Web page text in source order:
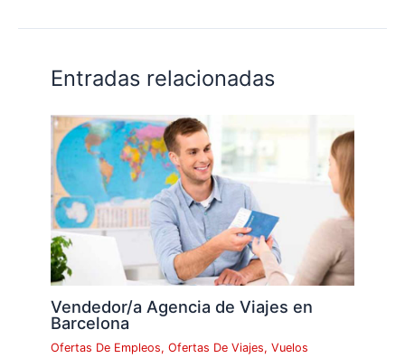
Entradas relacionadas
Vendedor/a Agencia de Viajes en
Barcelona
Ofertas De Empleos,Ofertas De Viajes,Vuelos